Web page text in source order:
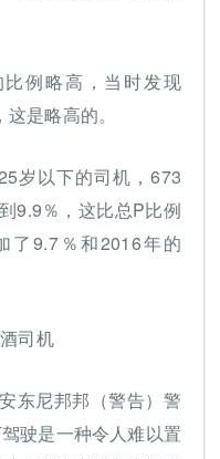
例略高，当时发现
是略高的。
岁以下的司机，673
9.9％，这比总P比例
了9.7％和2016年的
司机
东尼邦邦（警告）警
驶是一种令人难以置